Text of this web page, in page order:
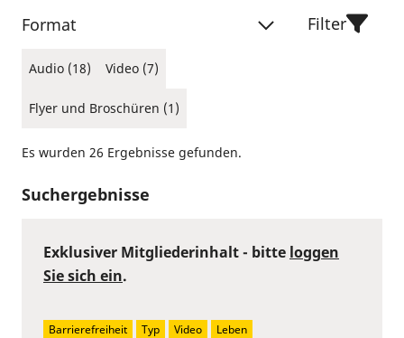
Format
Audio (18) Video (7)
Flyer und Broschüren (1)
Filter
Es wurden 26 Ergebnisse gefunden.
Suchergebnisse
Exklusiver Mitgliederinhalt - bitte loggen
Sie sich ein.
Barrierefreiheit Typ Video
Leben